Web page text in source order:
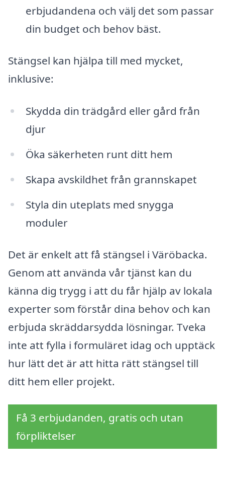
erbjudandena och välj det som passar
din budget och behov bäst.
Stängsel kan hjälpa till med mycket,
inklusive:
Skydda din trädgård eller gård från
djur
Öka säkerheten runt ditt hem
Skapa avskildhet från grannskapet
Styla din uteplats med snygga
moduler
Det är enkelt att få stängsel i Väröbacka.
Genom att använda vår tjänst kan du
känna dig trygg i att du får hjälp av lokala
experter som förstår dina behov och kan
erbjuda skräddarsydda lösningar. Tveka
inte att fylla i formuläret idag och upptäck
hur lätt det är att hitta rätt stängsel till
ditt hem eller projekt.
Få 3 erbjudanden, gratis och utan
förpliktelser